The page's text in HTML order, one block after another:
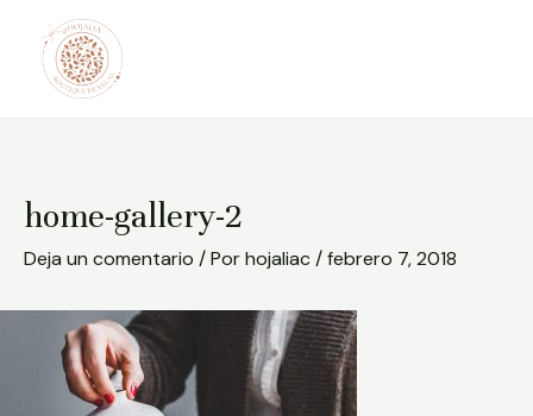
contenido
home-gallery-2
Deja un comentario / Porhojaliac/febrero 7, 2018
navigation